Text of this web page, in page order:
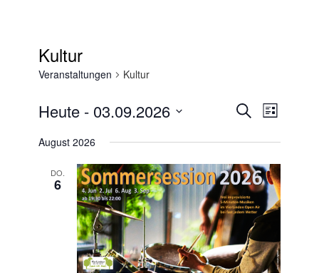
Kultur
Veranstaltungen Kultur
Veranstaltungen
Suche
Navigation
SucheListe
Heute - 03.09.2026
wählen.
August 2026
DO.
6